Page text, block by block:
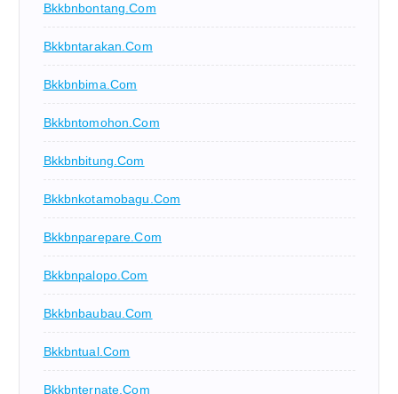
Bkkbnbontang.com
Bkkbntarakan.com
Bkkbnbima.com
Bkkbntomohon.com
Bkkbnbitung.com
Bkkbnkotamobagu.com
Bkkbnparepare.com
Bkkbnpalopo.com
Bkkbnbaubau.com
Bkkbntual.com
Bkkbnternate.com